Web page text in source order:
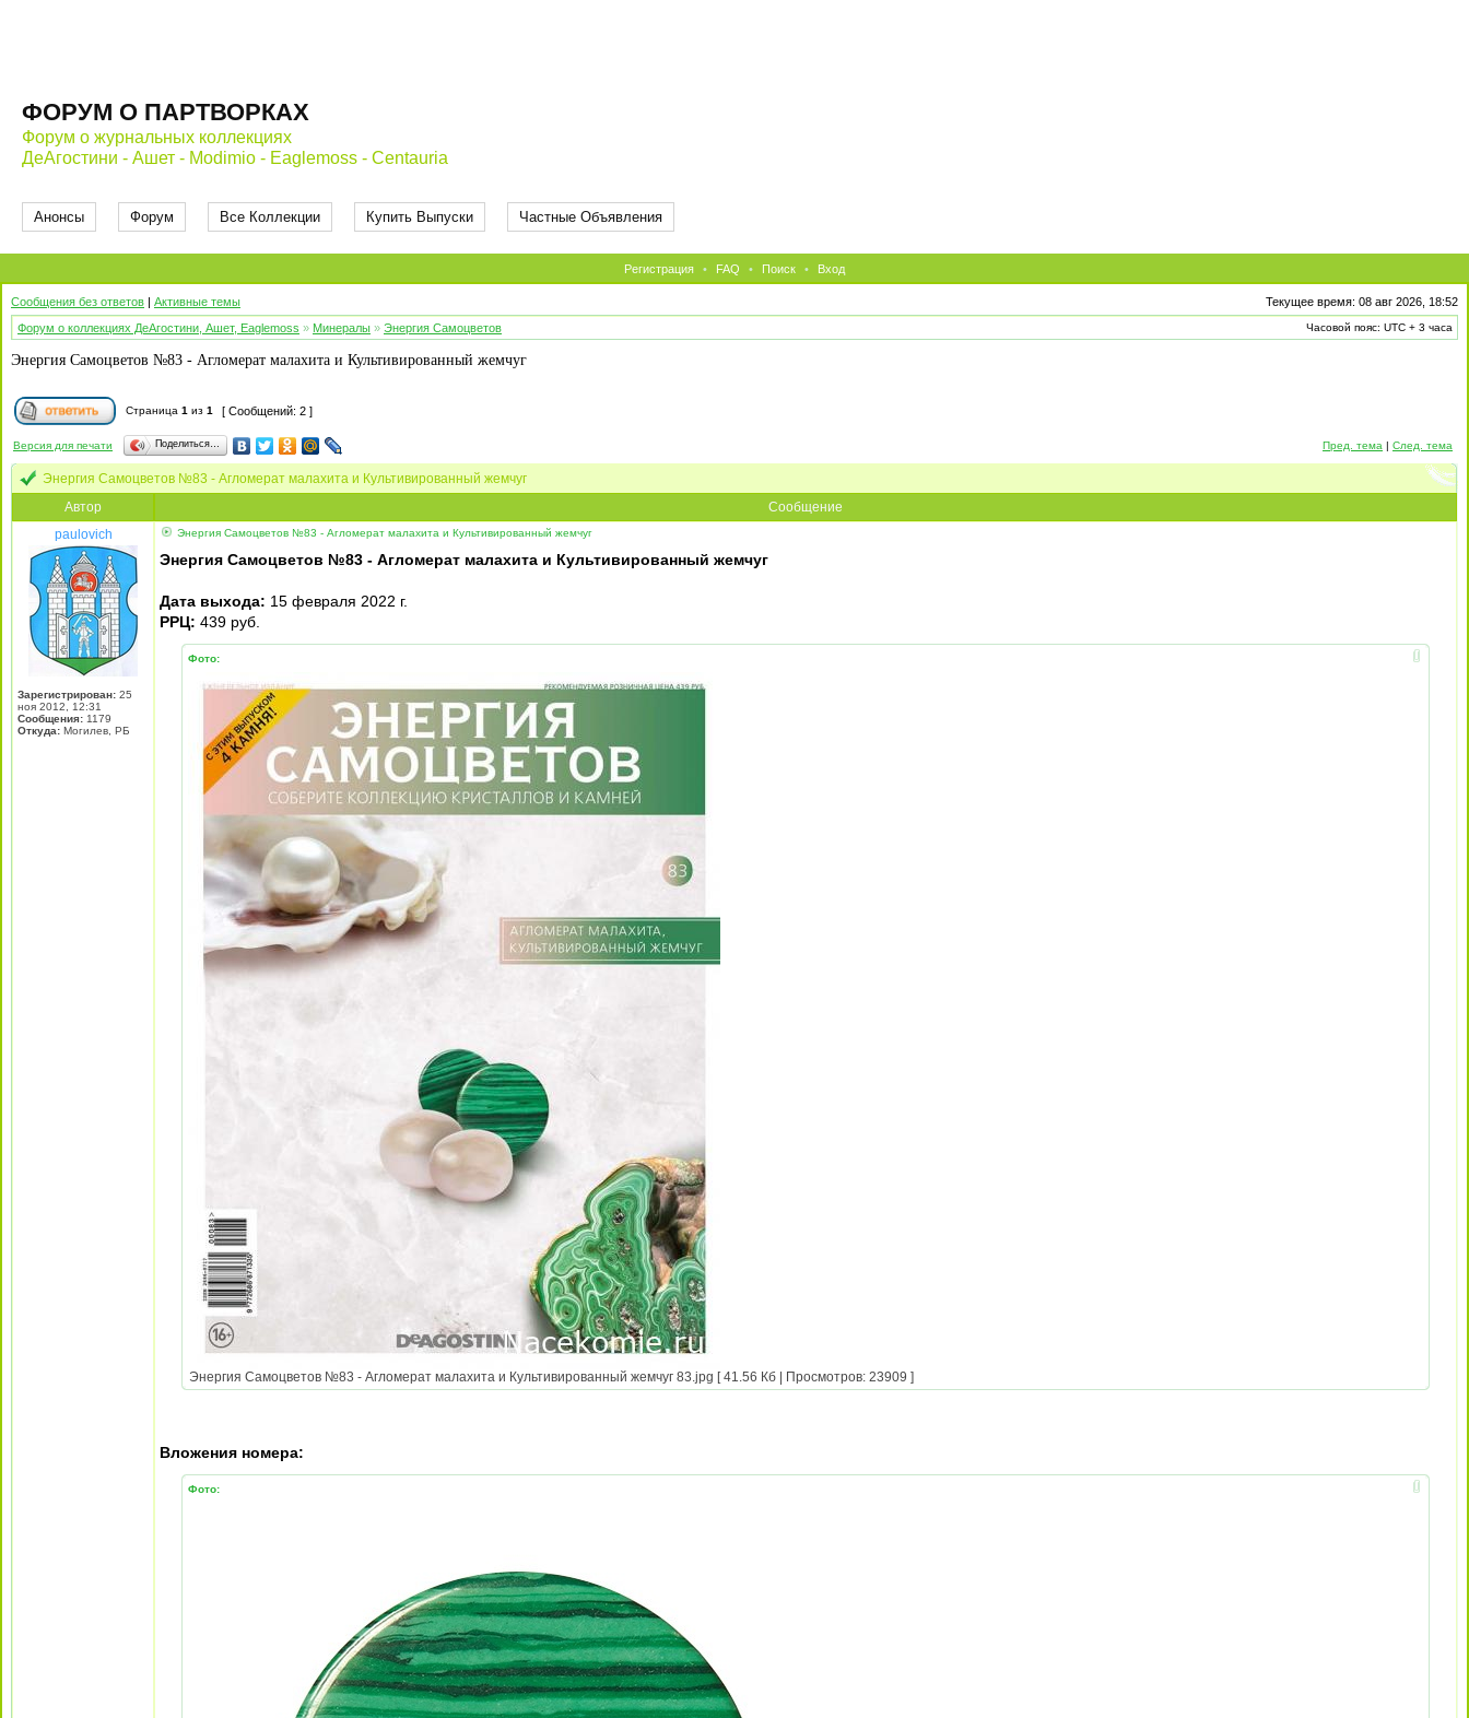
ФОРУМ О ПАРТВОРКАХ
Форум о журнальных коллекциях
ДеАгостини - Ашет - Modimio - Eaglemoss - Centauria
Анонсы Форум Все Коллекции Купить Выпуски Частные Объявления
Регистрация • FAQ • Поиск • Вход
Сообщения без ответов | Активные темы
Текущее время: 08 авг 2026, 18:52
Форум о коллекциях ДеАгостини, Ашет, Eaglemoss » Минералы » Энергия Самоцветов Часовой пояс: UTC + 3 часа
Энергия Самоцветов №83 - Агломерат малахита и Культивированный жемчуг
Страница 1 из 1 [ Сообщений: 2 ]
Версия для печати Поделиться… Пред. тема | След. тема
Энергия Самоцветов №83 - Агломерат малахита и Культивированный жемчуг
Автор
Сообщение
paulovich
Зарегистрирован: 25
ноя 2012, 12:31
Сообщения: 1179
Откуда: Могилев, РБ
Энергия Самоцветов №83 - Агломерат малахита и Культивированный жемчуг
Энергия Самоцветов №83 - Агломерат малахита и Культивированный жемчуг
Дата выхода: 15 февраля 2022 г.
РРЦ: 439 руб.
Фото:
Энергия Самоцветов №83 - Агломерат малахита и Культивированный жемчуг 83.jpg [ 41.56 Кб | Просмотров: 23909 ]
Вложения номера:
Фото: